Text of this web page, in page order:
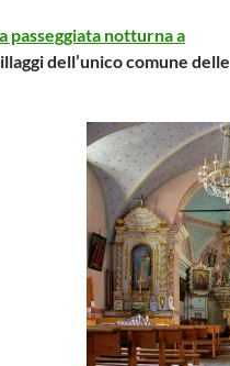
passeggiata notturna a
dell’unico comune delle